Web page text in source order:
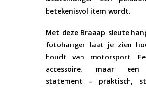
betekenisvol item wordt.
Met deze Braaap
fotohanger laat je zien
houdt van motorsport.
accessoire, maar
statement – praktisch,